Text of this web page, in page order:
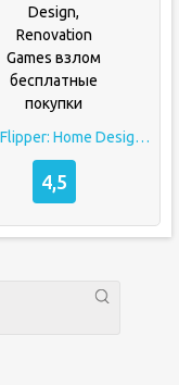
House Flipper: Home Design, Renovation Games взлом бесплатные покупки
4,5